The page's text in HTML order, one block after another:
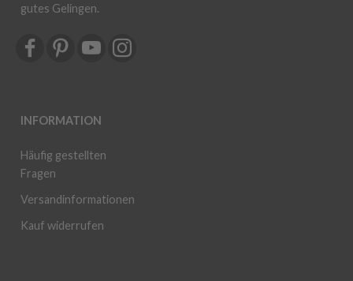
gutes Gelingen.
INFORMATION
Häufig gestellten
Fragen
Versandinformationen
Kauf widerrufen